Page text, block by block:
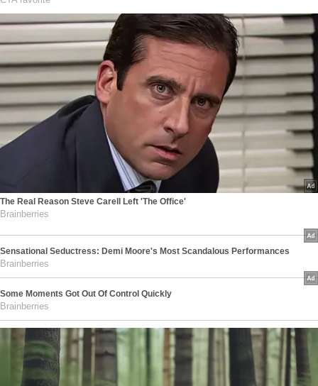
The Real Reason Steve Carell Left 'The Office'
Brainberries
Sensational Seductress: Demi Moore's Most Scandalous Performances
Brainberries
Some Moments Got Out Of Control Quickly
Brainberries